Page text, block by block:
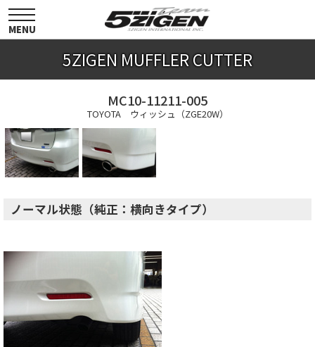
toggle
navigation
MENU
5ZIGEN MUFFLER CUTTER
MC10-11211-005
TOYOTA ウィッシュ（ZGE20W）
ノーマル状態（純正：横向きタイプ）